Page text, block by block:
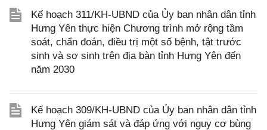
Kế hoạch 311/KH-UBND của Ủy ban nhân dân tỉnh
Hưng Yên thực hiện Chương trình mở rộng tầm
soát, chẩn đoán, điều trị một số bệnh, tật trước
sinh và sơ sinh trên địa bàn tỉnh Hưng Yên đến
năm 2030
Kế hoạch 309/KH-UBND của Ủy ban nhân dân tỉnh
Hưng Yên giám sát và đáp ứng với nguy cơ bùng